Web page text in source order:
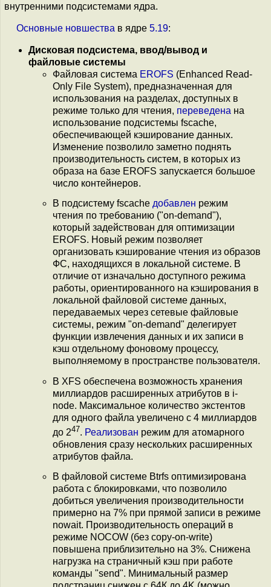
внутренними подсистемами ядра.
Основные новшества в ядре 5.19:
Дисковая подсистема, ввод/вывод и
файловые системы
Файловая система EROFS (Enhanced Read-
Only File System), предназначенная для
использования на разделах, доступных в
режиме только для чтения, переведена на
использование подсистемы fscache,
обеспечивающей кэширование данных.
Изменение позволило заметно поднять
производительность систем, в которых из
образа на базе EROFS запускается большое
число контейнеров.
В подсистему fscache добавлен режим
чтения по требованию ("on-demand"),
который задействован для оптимизации
EROFS. Новый режим позволяет
организовать кэширование чтения из образов
ФС, находящихся в локальной системе. В
отличие от изначально доступного режима
работы, ориентированного на кэширования в
локальной файловой системе данных,
передаваемых через сетевые файловые
системы, режим "on-demand" делегирует
функции извлечения данных и их записи в
кэш отдельному фоновому процессу,
выполняемому в пространстве пользователя.
В XFS обеспечена возможность хранения
миллиардов расширенных атрибутов в i-
node. Максимальное количество экстентов
для одного файла увеличено с 4 миллиардов
до 247. Реализован режим для атомарного
обновления сразу нескольких расширенных
атрибутов файла.
В файловой системе Btrfs оптимизирована
работа с блокировками, что позволило
добиться увеличения производительности
примерно на 7% при прямой записи в режиме
nowait. Производительность операций в
режиме NOCOW (без copy-on-write)
повышена приблизительно на 3%. Снижена
нагрузка на страничный кэш при работе
команды "send". Минимальный размер